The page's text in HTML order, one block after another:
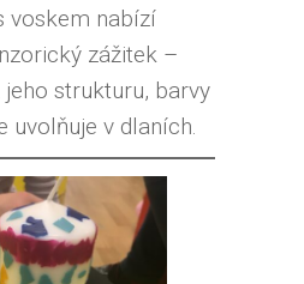
voskem nabízí
zážitek –
strukturu, barvy
uvolňuje v dlaních.